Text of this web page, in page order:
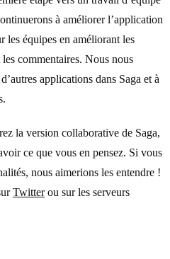
à améliorer l’application
les équipes en améliorant les
commentaires. Nous nous
applications dans Saga et à
la version collaborative de Saga,
ce que vous en pensez. Si vous
nous aimerions les entendre !
Twitterou sur les serveurs